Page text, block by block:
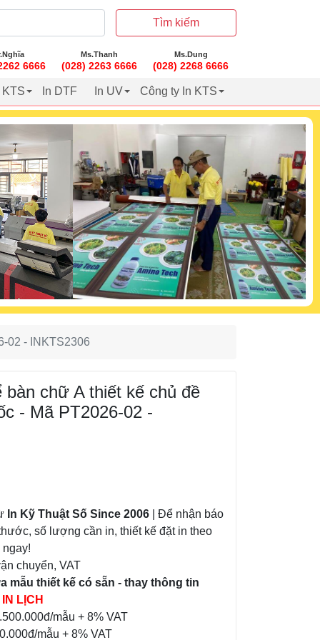
Tìm kiếm
6666
Ms.Thanh
(028) 2263 6666
Ms.Dung
(028) 2268 6666
KTS In DTF In UV Công ty In KTS
02 - INKTS2306
chữ A thiết kế chủ đề
- Mã PT2026-02 -
In Kỹ Thuật Số Since 2006 | Để nhận báo
số lượng cần in, thiết kế đặt in theo
chuyển, VAT
mẫu thiết kế có sẵn - thay thông tin
IN LỊCH
mẫu + 8% VAT
mẫu + 8% VAT